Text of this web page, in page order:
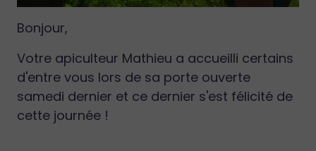
Bonjour,
Votre apiculteur Mathieu a accueilli certains
d'entre vous lors de sa porte ouverte
samedi dernier et ce dernier s'est félicité de
cette journée !